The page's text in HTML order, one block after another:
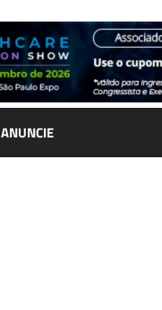
ANUNCIE